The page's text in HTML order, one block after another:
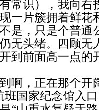
有常识），我向
现一片簇拥着鲜
是，只是个普通
无头绪。四顾无
到前面高一点的
，正在那个开
班国家纪念馆入